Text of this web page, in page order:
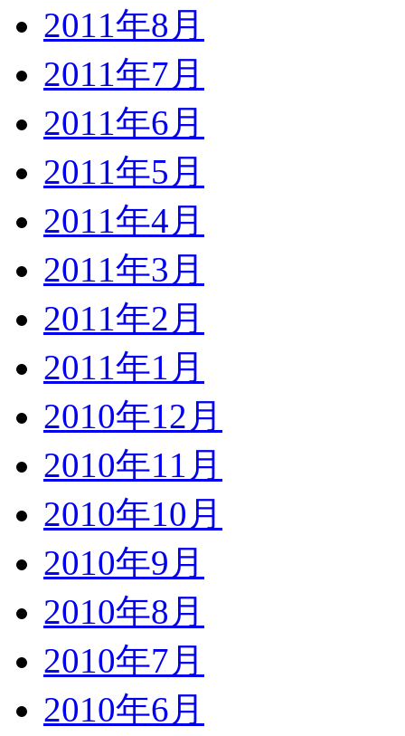
2011年8月
2011年7月
2011年6月
2011年5月
2011年4月
2011年3月
2011年2月
2011年1月
2010年12月
2010年11月
2010年10月
2010年9月
2010年8月
2010年7月
2010年6月